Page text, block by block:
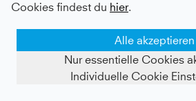
Cookies findest du hier.
Alle akzeptieren
Nur essentielle Cookies
Individuelle Cookie